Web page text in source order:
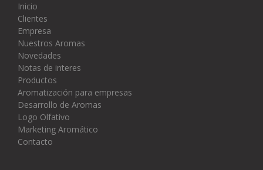
Inicio
Clientes
Empresa
Nuestros Aromas
Novedades
Notas de interes
Productos
Aromatización para empresas
Desarrollo de Aromas
Logo Olfativo
Marketing Aromático
Contacto